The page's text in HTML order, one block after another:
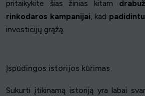
pritaikykite šias žinias kitam
rinkodaros kampanijai, kad
investicijų grąžą.
Įspūdingos istorijos kūrimas
Sukurti įtikinamą istoriją yra labai